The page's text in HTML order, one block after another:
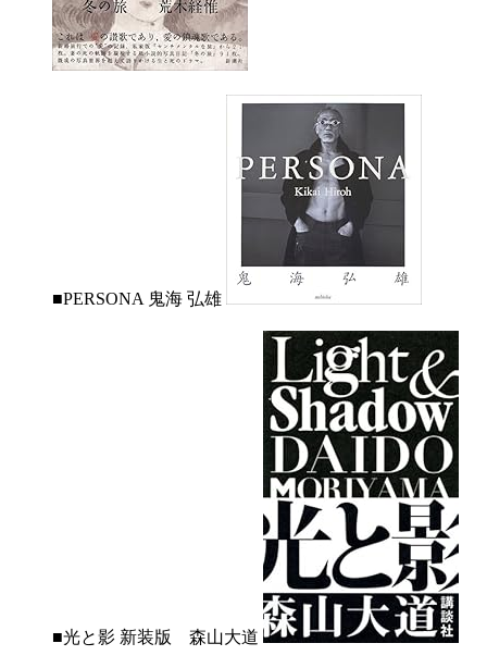
■PERSONA 鬼海 弘雄
■光と影 新装版 森山大道